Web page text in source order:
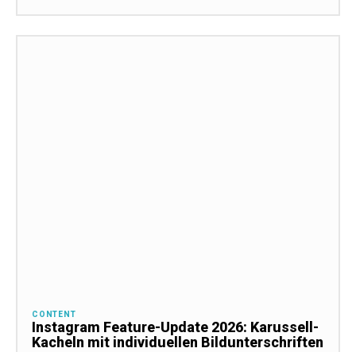
CONTENT
Instagram Feature-Update 2026: Karussell-
Kacheln mit individuellen Bildunterschriften